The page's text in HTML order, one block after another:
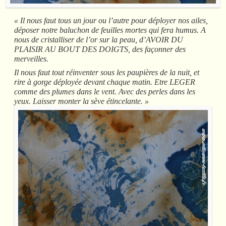
« Il nous faut tous un jour ou l’autre pour déployer nos ailes,
déposer notre baluchon de feuilles mortes qui fera humus. A
nous de cristalliser de l’or sur la peau, d’AVOIR DU
PLAISIR AU BOUT DES DOIGTS, des façonner des
merveilles.
Il nous faut tout réinventer sous les paupières de la nuit, et
rire à gorge déployée devant chaque matin. Etre LEGER
comme des plumes dans le vent. Avec des perles dans les
yeux. Laisser monter la sève étincelante. »